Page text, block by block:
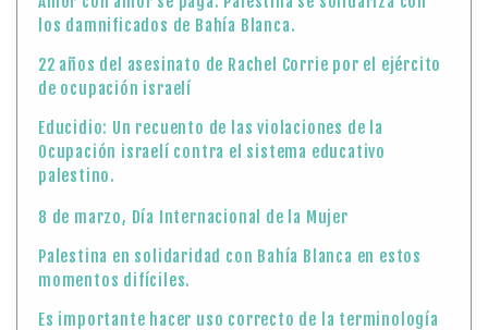
los damnificados de Bahía Blanca.
22 años del asesinato de Rachel Corrie por el ejército
de ocupación israelí
Educidio: Un recuento de las violaciones de la
Ocupación israelí contra el sistema educativo
palestino.
8 de marzo, Día Internacional de la Mujer
Palestina en solidaridad con Bahía Blanca en estos
momentos difíciles.
Es importante hacer uso correcto de la terminología